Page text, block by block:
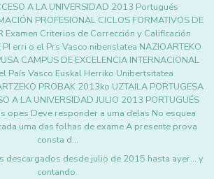
A LA UNIVERSIDAD 2013 Portugués
PROFESIONAL CICLOS FORMATIVOS DE
Examen Criterios de Corrección y Calificación
erri o el Prs Vasco nibenslatea NAZIOARTEKO
CAMPUS DE EXCELENCIA INTERNACIONAL
País Vasco Euskal Herriko Unibertsitatea
PROBAK 2013ko UZTAILA PORTUGESA
A LA UNIVERSIDAD JULIO 2013 PORTUGUÉS
opes Deve responder a uma delas No esquea
uma das folhas de exame A presente prova
consta d…
descargados desde julio de 2015 hasta ayer... y
contando.